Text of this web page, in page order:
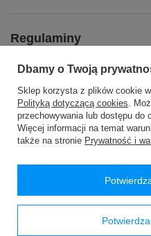
Regulaminy
MOJE KONTO
48 24 2776200
PASSAN Pasmanteria,WÓLKA
W sklepie
Dbamy o Twoją
Sklep korzysta z plików cookie
Polityką dotyczącą cookies.
przechowywania lub dostępu do
Więcej informacji na temat
także na stronie Prywatność i